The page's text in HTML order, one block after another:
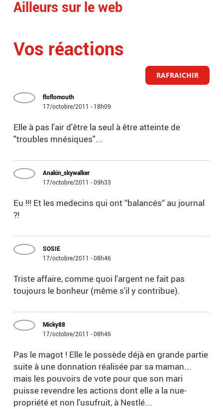
Ailleurs sur le web
Vos réactions
RAFRAICHIR
floflomouth
17/octobre/2011 - 18h09
Elle à pas l'air d'être la seul à être atteinte de
"troubles mnésiques"...
Anakin_skywalker
17/octobre/2011 - 09h33
Eu !!! Et les medecins qui ont “balancés“ au journal
?!
SOSIE
17/octobre/2011 - 08h46
Triste affaire, comme quoi l'argent ne fait pas
toujours le bonheur (même s'il y contribue).
Micky88
17/octobre/2011 - 08h46
Pas le magot ! Elle le possède déjà en grande partie
suite à une donnation réalisée par sa maman...
mais les pouvoirs de vote pour que son mari
puisse revendre les actions dont elle a la nue-
propriété et non l'usufruit, à Nestlé...